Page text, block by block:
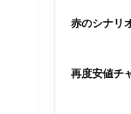
赤のシナリ
再度安値チ